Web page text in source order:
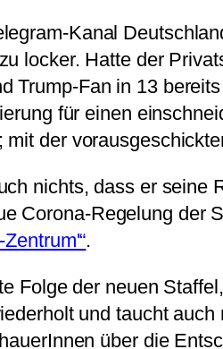
Kanal
locker. Hatte der
Trump-Fan in 13
für einen
mit der
nichts, dass er seine
Corona-Regelung der
.
Folge der neuen
und taucht
über die